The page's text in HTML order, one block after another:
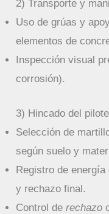
2) Transporte y
Uso de grúas y
elementos de
Inspección visual
corrosión).
3) Hincado del pilote
Selección de
según suelo y
Registro de
y rechazo final.
Control derechazo